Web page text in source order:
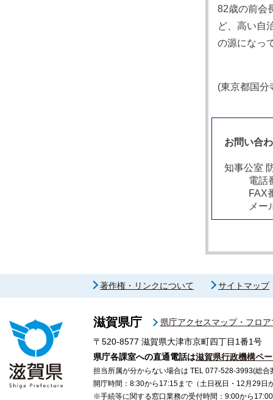
82歳の前会
ど、高い自
の源になっ
(東京都国分
お問い合
知事公室
電話
FAX
メー
著作権・リンクについて サイトマップ
滋賀県庁
県庁アクセスマップ・フロ
〒520-8577 滋賀県大津市京町四丁目1番1号
県庁各課室への直通電話は滋賀県行政機構ペ
担当所属が分からない場合は TEL 077-528-3993(総合
開庁時間：8:30から17:15まで（土日祝日・12月29日
※手続等に関する窓口業務の受付時間：9:00から